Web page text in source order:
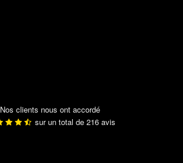
Nos clients nous ont accordé
sur un total de 216avis